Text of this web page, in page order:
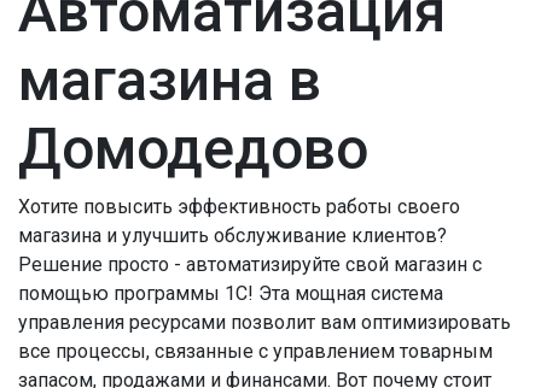
магазина в
Домодедово
Хотите повысить эффективность работы своего
магазина и улучшить обслуживание клиентов?
Решение просто - автоматизируйте свой магазин с
помощью программы 1С! Эта мощная система
управления ресурсами позволит вам оптимизировать
все процессы, связанные с управлением товарным
запасом, продажами и финансами. Вот почему стоит